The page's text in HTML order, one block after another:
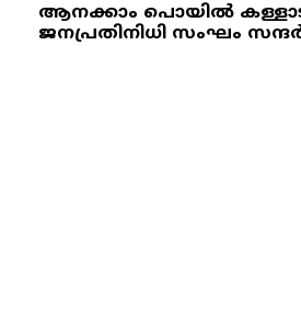
ആനക്കാം പൊയില്‍
ജനപ്രതിനിധി സംഘം